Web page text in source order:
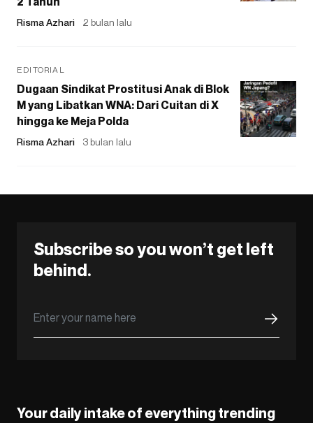
Risma Azhari 2 bulan lalu
EDITORIAL
Dugaan Sindikat Prostitusi Anak di Blok
M yang Libatkan WNA: Dari Cuitan di X
hingga ke Meja Polda
Risma Azhari 3 bulan lalu
Subscribe so you won’t get left
behind.
Your daily intake of everything trending